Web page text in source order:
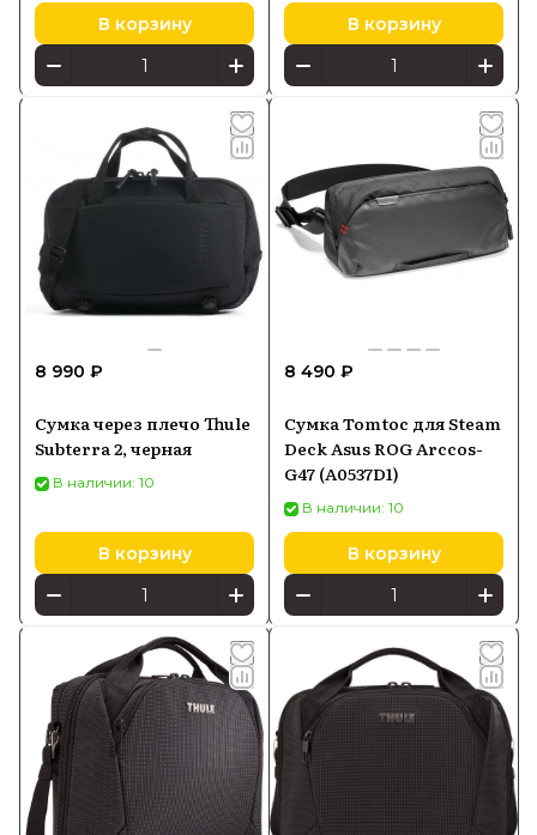
В корзину В корзину
8 990 ₽
Сумка через плечо Thule
Subterra 2, черная
В наличии: 10
В корзину
8 490 ₽
Сумка Tomtoc для Steam
Deck Asus ROG Arccos-
G47 (A0537D1)
В наличии: 10
В корзину